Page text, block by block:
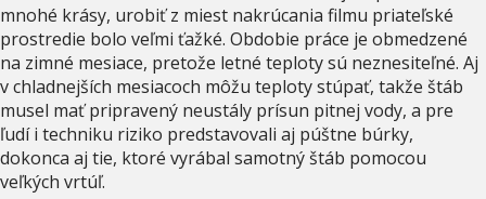
mnohé krásy, urobiť z miest nakrúcania filmu priateľské
prostredie bolo veľmi ťažké. Obdobie práce je obmedzené
na zimné mesiace, pretože letné teploty sú neznesiteľné. Aj
v chladnejších mesiacoch môžu teploty stúpať, takže štáb
musel mať pripravený neustály prísun pitnej vody, a pre
ľudí i techniku riziko predstavovali aj púštne búrky,
dokonca aj tie, ktoré vyrábal samotný štáb pomocou
veľkých vrtúľ.